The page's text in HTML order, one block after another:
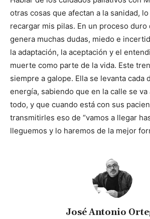
otras cosas que afectan a la sanidad,
recargar mis pilas. En un proceso duro
genera muchas dudas, miedo e
la adaptación, la aceptación y el
muerte como parte de la vida. Este
siempre a galope. Ella se levanta cada
energía, sabiendo que en la calle se
todo, y que cuando está con sus
transmitirles eso de “vamos a llegar
lleguemos y lo haremos de la mejor
José Antonio